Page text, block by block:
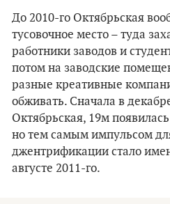
До 2010-го Октябрьская
тусовочное место – туда
работники заводов и
потом на заводские
разные креативные
обживать. Сначала в
Октябрьская, 19м
но тем самым импульсом
джентрификации стало
августе 2011-го.